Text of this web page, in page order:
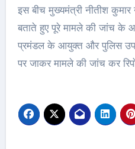
इस बीच मुख्यमंत्री नीतीश
बताते हुए पूरे मामले की जांच के
प्रमंडल के आयुक्त और पुलिस उप
पर जाकर मामले की जांच कर